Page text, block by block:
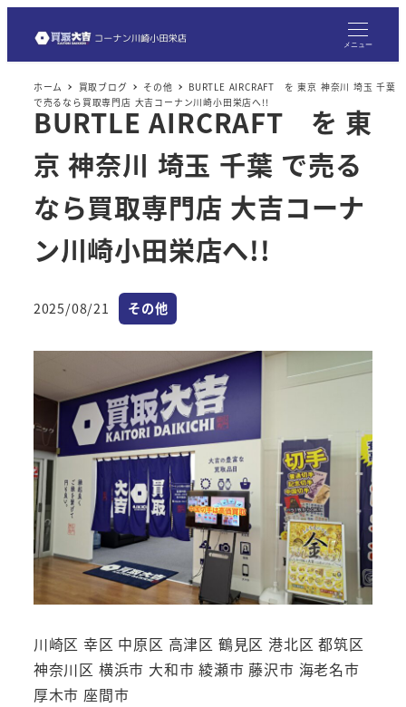
メニュー
ホーム 買取ブログ その他
BURTLE AIRCRAFT を 東京 神奈川 埼玉 千葉
で売るなら買取専門店 大吉コーナン川崎小田栄店へ!!
BURTLE AIRCRAFT を 東
京 神奈川 埼玉 千葉 で売る
なら買取専門店 大吉コーナ
ン川崎小田栄店へ!!
投稿日
2025/08/21 カテゴリー
その他
川崎区 幸区 中原区 高津区 鶴見区 港北区 都筑区
神奈川区 横浜市 大和市 綾瀬市 藤沢市 海老名市
厚木市 座間市